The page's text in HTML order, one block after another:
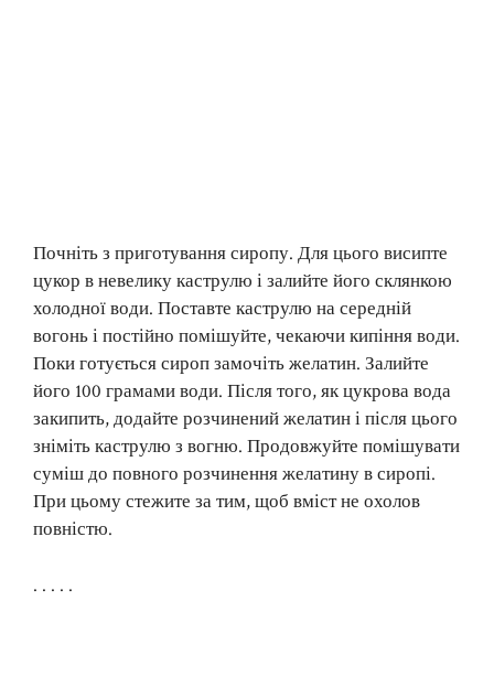
Почніть з приготування сиропу. Для цього висипте
цукор в невелику каструлю і залийте його склянкою
холодної води. Поставте каструлю на середній
вогонь і постійно помішуйте, чекаючи кипіння води.
Поки готується сироп замочіть желатин. Залийте
його 100 грамами води. Після того, як цукрова вода
закипить, додайте розчинений желатин і після цього
зніміть каструлю з вогню. Продовжуйте помішувати
суміш до повного розчинення желатину в сиропі.
При цьому стежите за тим, щоб вміст не охолов
повністю.
. . . . .